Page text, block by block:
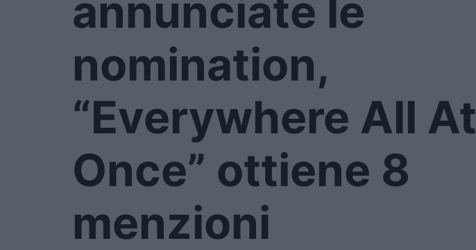
annunciate le
nomination,
“Everywhere All At
Once” ottiene 8
menzioni